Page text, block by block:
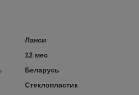
Ланси
12 мес
Беларусь
Стеклопластик